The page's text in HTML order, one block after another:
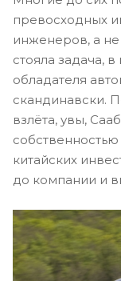
превосходных
инженеров, а
стояла задача,
обладателя
скандинавски.
взлёта, увы,
китайских
до компании и